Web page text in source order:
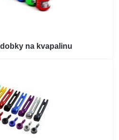
na kvapalinu